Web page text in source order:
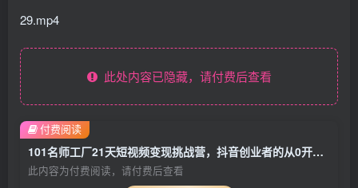
29.mp4
此处内容已隐藏，请付费后查看
101名师工厂21天短视频变现挑战营，抖音创业者的从0开始实战课程
此内容为付费阅读，请付费后查看
付费阅读